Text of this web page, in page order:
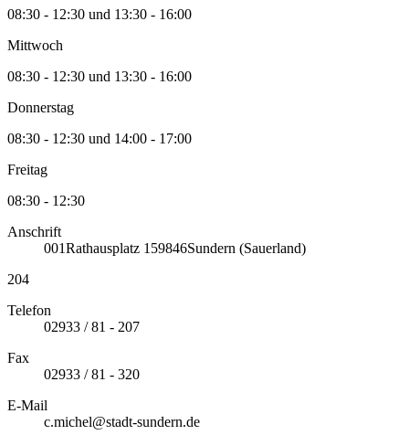
08:30 - 12:30 und 13:30 - 16:00
Mittwoch
08:30 - 12:30 und 13:30 - 16:00
Donnerstag
08:30 - 12:30 und 14:00 - 17:00
Freitag
08:30 - 12:30
Anschrift
001Rathausplatz 1 59846Sundern (Sauerland)
204
Telefon
02933 / 81 - 207
Fax
02933 / 81 - 320
E-Mail
c.michel@stadt-sundern.de